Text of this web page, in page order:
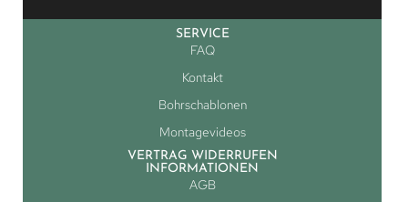
SERVICE
FAQ
Kontakt
Bohrschablonen
Montagevideos
VERTRAG WIDERRUFEN
INFORMATIONEN
AGB